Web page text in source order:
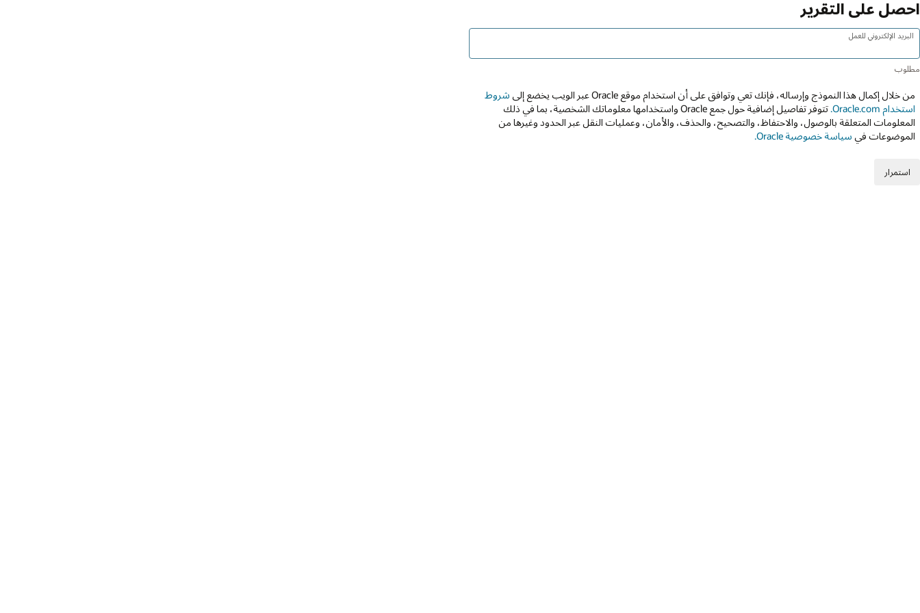
احصل على التقرير
البريد الإلكتروني للعمل
من خلال إكمال هذا النموذج وإرساله، فإنك تعي وتوافق على أن استخدام موقع Oracle عبر الويب يخضع إلى
شروط
استخدام Oracle.com.
تتوفر تفاصيل إضافية حول جمع Oracle واستخدامها معلوماتك الشخصية، بما في ذلك
المعلومات المتعلقة بالوصول، والاحتفاظ، والتصحيح، والحذف، والأمان، وعمليات النقل عبر الحدود وغيرها من
الموضوعات في سياسة خصوصية Oracle.
استمرار